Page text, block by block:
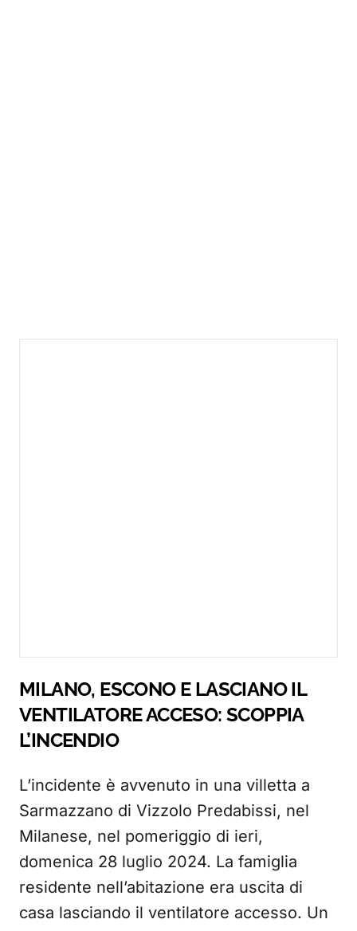
MILANO, ESCONO E LASCIANO IL
VENTILATORE ACCESO: SCOPPIA
L’INCENDIO
L’incidente è avvenuto in una villetta a
Sarmazzano di Vizzolo Predabissi, nel
Milanese, nel pomeriggio di ieri,
domenica 28 luglio 2024. La famiglia
residente nell’abitazione era uscita di
casa lasciando il ventilatore accesso. Un